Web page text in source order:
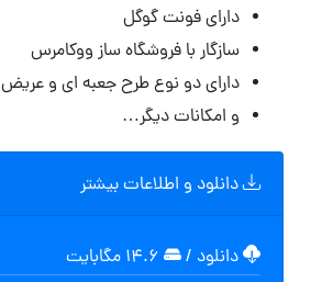
دارای فونت گوگل
سازگار با فروشگاه ساز ووکامرس
دارای دو نوع طرح جعبه ای و عریض
و امکانات دیگر…
دانلود و اطلاعات بیشتر
دانلود /